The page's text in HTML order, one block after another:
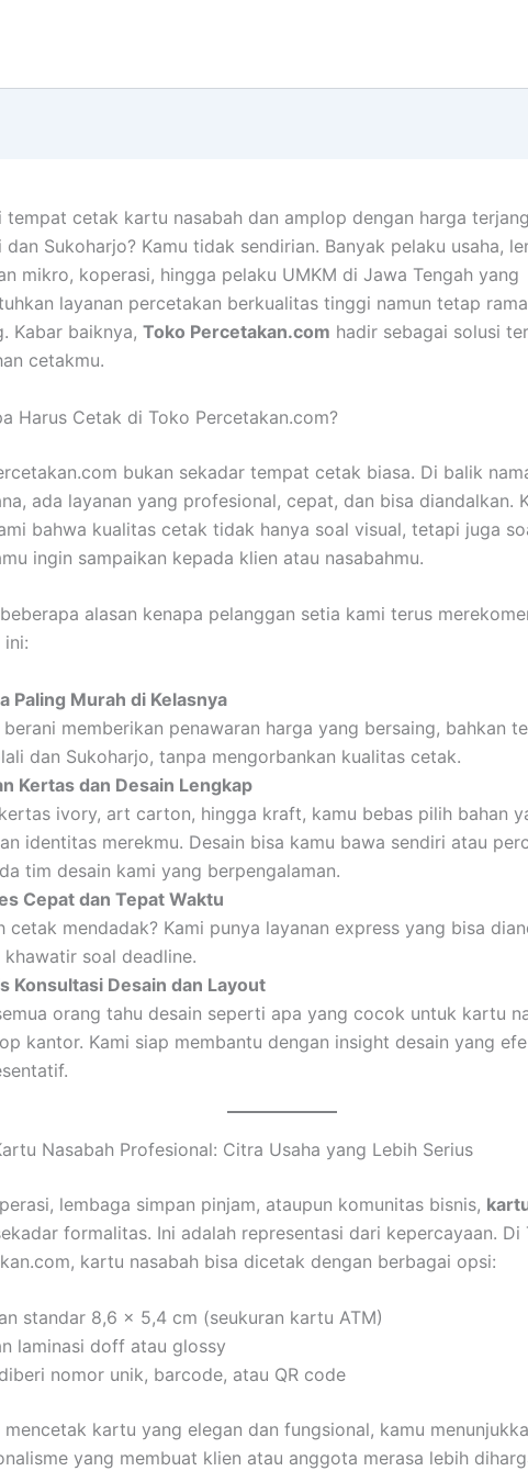
tempat cetak kartu nasabah dan amplop dengan harga
dan Sukoharjo? Kamu tidak sendirian. Banyak pelaku usaha,
mikro, koperasi, hingga pelaku UMKM di Jawa Tengah yang
layanan percetakan berkualitas tinggi namun tetap
Kabar baiknya, Toko Percetakan.com hadir sebagai solusi
cetakmu.
Harus Cetak di Toko Percetakan.com?
bukan sekadar tempat cetak biasa. Di balik
ada layanan yang profesional, cepat, dan bisa diandalkan.
bahwa kualitas cetak tidak hanya soal visual, tetapi juga
ingin sampaikan kepada klien atau nasabahmu.
alasan kenapa pelanggan setia kami terus
ini:
Paling Murah di Kelasnya
berani memberikan penawaran harga yang bersaing, bahkan
dan Sukoharjo, tanpa mengorbankan kualitas cetak.
Kertas dan Desain Lengkap
ivory, art carton, hingga kraft, kamu bebas pilih bahan
identitas merekmu. Desain bisa kamu bawa sendiri atau
tim desain kami yang berpengalaman.
Cepat dan Tepat Waktu
cetak mendadak? Kami punya layanan express yang bisa
khawatir soal deadline.
Konsultasi Desain dan Layout
orang tahu desain seperti apa yang cocok untuk kartu
kantor. Kami siap membantu dengan insight desain yang
Nasabah Profesional: Citra Usaha yang Lebih Serius
lembaga simpan pinjam, ataupun komunitas bisnis,
formalitas. Ini adalah representasi dari kepercayaan. Di
kartu nasabah bisa dicetak dengan berbagai opsi:
standar 8,6 x 5,4 cm (seukuran kartu ATM)
laminasi doff atau glossy
nomor unik, barcode, atau QR code
mencetak kartu yang elegan dan fungsional, kamu
yang membuat klien atau anggota merasa lebih